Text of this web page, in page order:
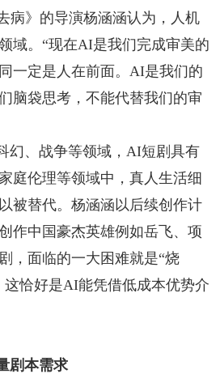
病》的导演杨涵涵认为，人机
域。“现在AI是我们完成审美的
一定是人在前面。AI是我们的
脑袋思考，不能代替我们的审
幻、战争等领域，AI短剧具有
庭伦理等领域中，真人生活细
被替代。杨涵涵以后续创作计
作中国豪杰英雄例如岳飞、项
，面临的一大困难就是“烧
这恰好是AI能凭借低成本优势介
剧本需求